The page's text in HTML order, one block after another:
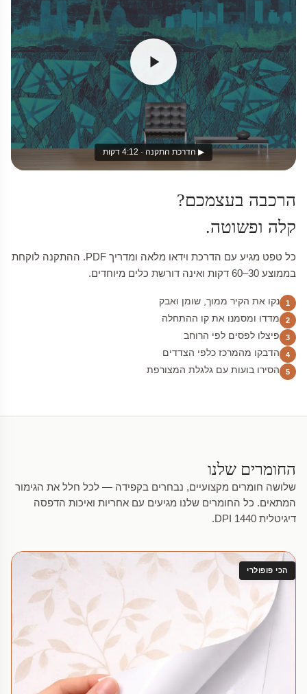
▶ הדרכת התקנה · 4:12 דקות
הרכבה בעצמכם?
קלה ופשוטה.
כל טפט מגיע עם הדרכת וידאו מלאה ומדריך PDF. ההתקנה לוקחת
בממוצע 30–60 דקות ואינה דורשת כלים מיוחדים.
1 נקו את הקיר ממוך, שומן ואבק
2 מדדו ומסמנו את קו ההתחלה
3 פיצלו לפסים לפי הרוחב
4 הדבקו מהמרכז כלפי הצדדים
5 הסירו בועות עם גלגלת המצורפת
החומרים שלנו
שלושה חומרים מקצועיים, נבחרים בקפידה — לכל חלל את הגימור
המתאים. כל החומרים שלנו מגיעים עם אחריות ואיכות הדפסה
דיגיטלית 1440 DPI.
הכי פופולרי